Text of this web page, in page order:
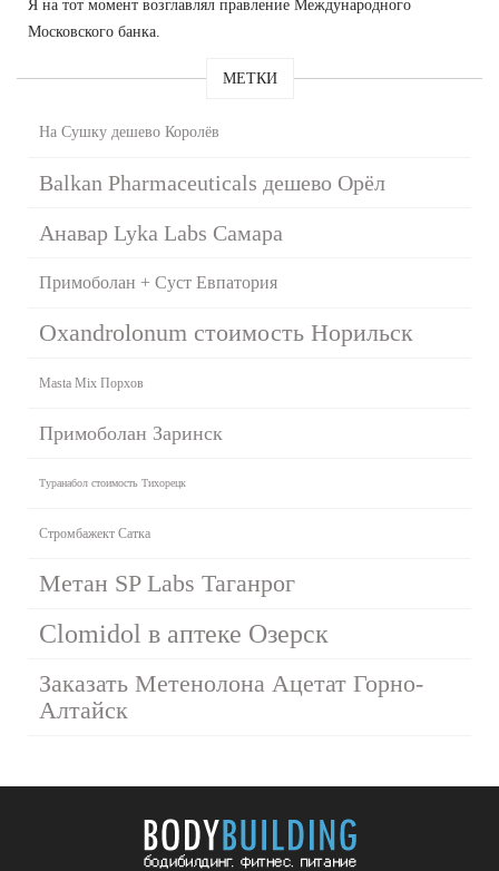
Я на тот момент возглавлял правление Международного
Московского банка.
МЕТКИ
На Сушку дешево Королёв
Balkan Pharmaceuticals дешево Орёл
Анавар Lyka Labs Самара
Примоболан + Суст Евпатория
Oxandrolonum стоимость Норильск
Masta Mix Порхов
Примоболан Заринск
Туранабол стоимость Тихорецк
Стромбажект Сатка
Метан SP Labs Таганрог
Clomidol в аптеке Озерск
Заказать Метенолона Ацетат Горно-
Алтайск